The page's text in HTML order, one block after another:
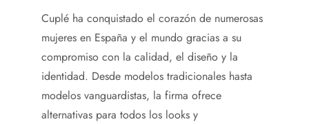
Cuplé ha conquistado el corazón de numerosas
mujeres en España y el mundo gracias a su
compromiso con la calidad, el diseño y la
identidad. Desde modelos tradicionales hasta
modelos vanguardistas, la firma ofrece
alternativas para todos los looks y